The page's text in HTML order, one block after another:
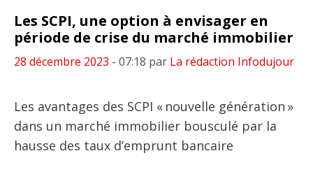
Les SCPI, une option à envisager en
période de crise du marché immobilier
28 décembre 2023 - 07:18 par La rédaction Infodujour
Les avantages des SCPI « nouvelle génération »
dans un marché immobilier bousculé par la
hausse des taux d’emprunt bancaire